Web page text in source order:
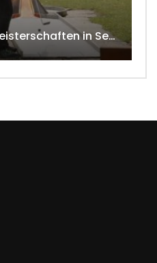
Minigolf Staatsmeisterschaften in Seefeld-Kadolz w4tv174